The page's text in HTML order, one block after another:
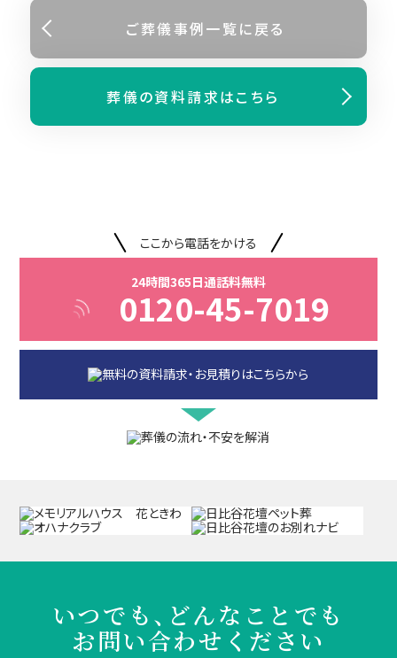
ご葬儀事例⼀覧に戻る
葬儀の資料請求はこちら
ここから電話をかける
24時間365日通話料無料
0120-45-7019
いつでも、どんなことでも
お問い合わせください